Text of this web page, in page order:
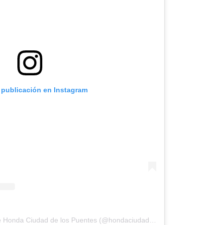
publicación en Instagram
Una publicación compartida de Honda Ciudad de los Puentes (@hondaciudaddelospuentes)